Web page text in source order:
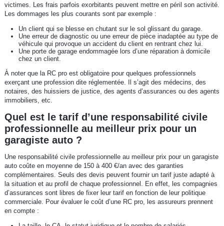
victimes. Les frais parfois exorbitants peuvent mettre en péril son activité.
Les dommages les plus courants sont par exemple :
Un client qui se blesse en chutant sur le sol glissant du garage.
Une erreur de diagnostic ou une erreur de pièce inadaptée au type de
véhicule qui provoque un accident du client en rentrant chez lui.
Une porte de garage endommagée lors d’une réparation à domicile
chez un client.
À noter que la RC pro est obligatoire pour quelques professionnels
exerçant une profession dite réglementée. Il s’agit des médecins, des
notaires, des huissiers de justice, des agents d’assurances ou des agents
immobiliers, etc.
Quel est le tarif d’une responsabilité civile
professionnelle au meilleur prix pour un
garagiste auto ?
Une responsabilité civile professionnelle au meilleur prix pour un garagiste
auto coûte en moyenne de 150 à 400 €/an avec des garanties
complémentaires. Seuls des devis peuvent fournir un tarif juste adapté à
la situation et au profil de chaque professionnel. En effet, les compagnies
d’assurances sont libres de fixer leur tarif en fonction de leur politique
commerciale. Pour évaluer le coût d’une RC pro, les assureurs prennent
en compte :